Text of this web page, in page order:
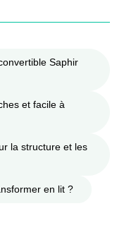
Saphir
et facile à
la structure et les
en lit ?